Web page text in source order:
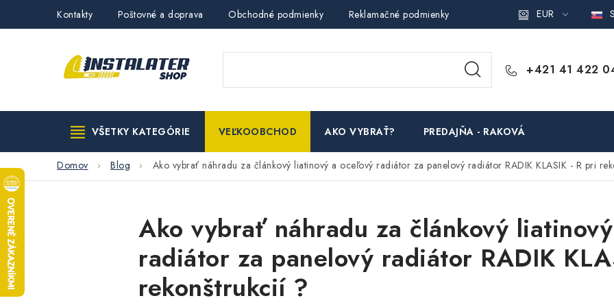
Kontakty Poštovné a doprava Obchodné podmienky Reklamačné podmienky Podmienky ochrany osobných
EUR
+421 41 422
VŠETKY KATEGÓRIE VEĽKOOBCHOD AKO VYBRAŤ? PREDAJŇA - RAKOVÁ
Domov Blog Ako vybrať náhradu za článkový liatinový a oceľový radiátor za panelový radiátor RADIK KLASIK - R pri
Ako vybrať náhradu za článkový
radiátor za panelový radiátor RADIK
rekonštrukcií ?